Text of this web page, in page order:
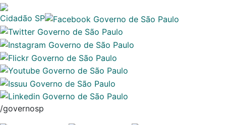
Cidadão SP
/governosp